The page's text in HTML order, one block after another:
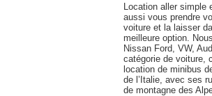
Location aller
aussi vous prendre
voiture et la laisser
meilleure option.
Nissan Ford, VW,
catégorie de voiture,
location de minibus
de l’Italie, avec ses
de montagne des